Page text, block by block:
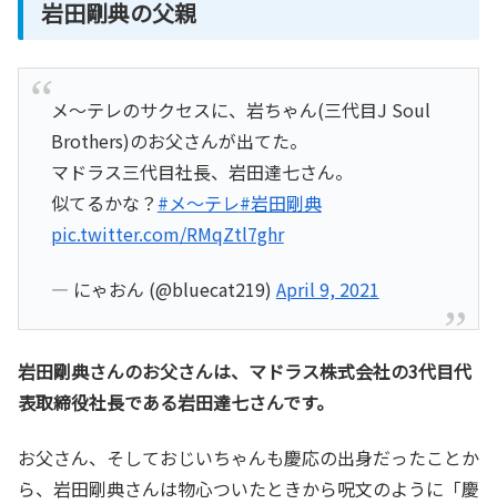
岩田剛典の父親
メ～テレのサクセスに、岩ちゃん(三代目J Soul
Brothers)のお父さんが出てた。
マドラス三代目社長、岩田達七さん。
似てるかな？ #メ～テレ#岩田剛典
pic.twitter.com/RMqZtl7ghr
— にゃおん (@bluecat219) April 9, 2021
岩田剛典さんのお父さんは、マドラス株式会社の3代目代
表取締役社長である岩田達七さんです。
お父さん、そしておじいちゃんも慶応の出身だったことか
ら、岩田剛典さんは物心ついたときから呪文のように「慶